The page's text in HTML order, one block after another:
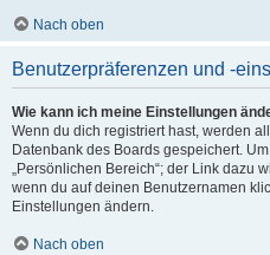
Nach oben
Benutzerpräferenzen und -
Wie kann ich meine Einstellungen
Wenn du dich registriert hast, werden
Datenbank des Boards gespeichert.
„Persönlichen Bereich“; der Link dazu
wenn du auf deinen Benutzernamen
Einstellungen ändern.
Nach oben